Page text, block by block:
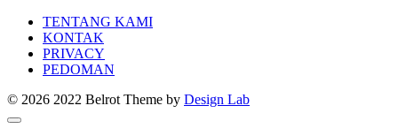
TENTANG KAMI
KONTAK
PRIVACY
PEDOMAN
© 2026 2022 Belrot Theme by Design Lab